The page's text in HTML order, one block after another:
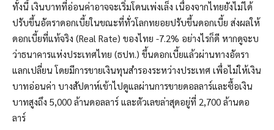
ทั้งนี้ เงินบาทที่อ่อนค่าอาจจะเริ่มโดนเพ่งเล็ง เนื่องจากไทยยังไม่ได้
ปรับขึ้นอัตราดอกเบี้ยในขณะที่ทั่วโลกทยอยปรับขึ้นดอกเบี้ย ส่งผลให้
ดอกเบี้ยที่แท้จริง (Real Rate) ของไทย -7.2% อย่างไรก็ดี หากดูจะบ
ว่าธนาคารแห่งประเทศไทย (ธปท.) ขึ้นดอกเบี้ยแล้วผ่านทางอัตรา
แลกเปลี่ยน โดยมีการขายเงินทุนสำรองระหว่างประเทศ เพื่อไม่ให้เงิน
บาทอ่อนค่า บางสัปดาห์เข้าไปดูแลผ่านการขายดอลลาร์และซื้อเงิน
บาทสูงถึง 5,000 ล้านดอลลาร์ และตัวเลขล่าสุดอยู่ที่ 2,700 ล้านดอ
ลาร์